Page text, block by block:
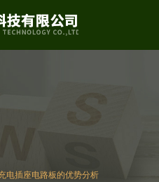
电插座电路板的优势分析
电插座电路板的优势分析